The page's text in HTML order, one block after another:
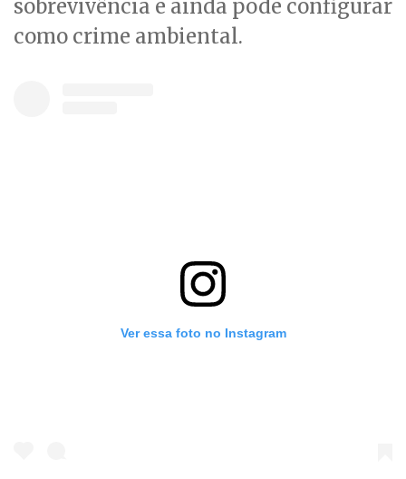
sobrevivência e ainda pode configurar
como crime ambiental.
Ver essa foto no Instagram